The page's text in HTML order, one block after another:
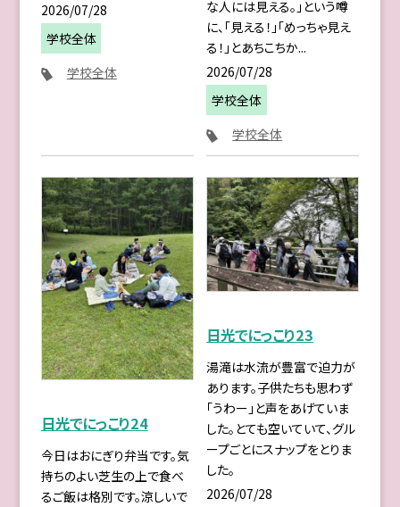
2026/07/28
学校全体
学校全体
な人には見える。」という噂
に、「見える！」「めっちゃ見え
る！」とあちこちか...
2026/07/28
学校全体
学校全体
日光でにっこり24
今日はおにぎり弁当です。気
持ちのよい芝生の上で食べ
るご飯は格別です。涼しいで
日光でにっこり23
湯滝は水流が豊富で迫力が
あります。子供たちも思わず
「うわー」と声をあげていま
した。とても空いていて、グル
ープごとにスナップをとりま
した。
2026/07/28